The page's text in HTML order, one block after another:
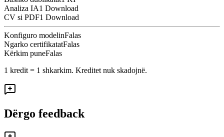
Analiza IA1 Download
CV si PDF1 Download
Konfiguro modelinFalas
Ngarko certifikatatFalas
Kërkim puneFalas
1 kredit = 1 shkarkim. Kreditet nuk skadojnë.
Dërgo feedback